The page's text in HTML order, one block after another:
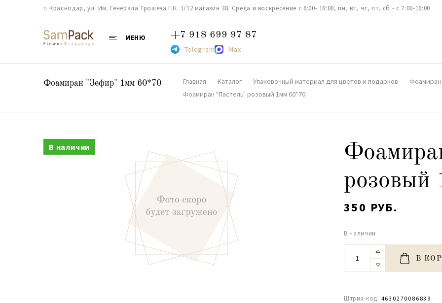
г. Краснодар, ул. Им. Генерала Трошева Г.Н. 1/12 магазин 38. Среда и воскресение с 6:00- 16:00, пн, вт, чт, пт, сб - с 7:00-16:00
МЕНЮ +7 918 699 97 87
Telegram Max
Фоамиран "Зефир" 1мм 60*70 Главная Каталог Упаковочный материал для цветов и подарков Фоамиран
Фоамиран "Пастель" розовый 1мм 60*70
В наличии
350 РУБ.
В наличии
В
Штрих-код: 4630270086839